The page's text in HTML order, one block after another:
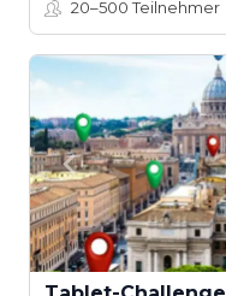
20–500Teilnehmer